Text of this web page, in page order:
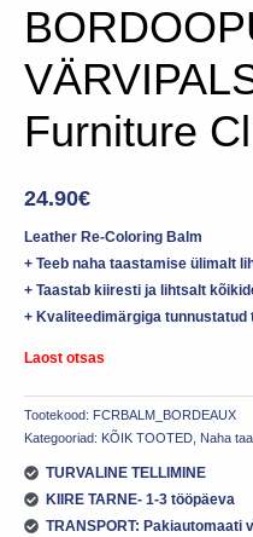
Furniture
24.90€
Leather Re-Coloring Balm
+ Teeb naha taastamise ülimalt
+ Taastab kiiresti ja lihtsalt
+ Kvaliteedimärgiga tunnustatud
Laost otsas
Tootekood: FCRBALM_BORDEAUX
Kategooriad: KÕIK TOOTED Naha
TURVALINE TELLIMINE
KIIRE TARNE- 1-3 tööpäeva
TRANSPORT: Pakiautomaati